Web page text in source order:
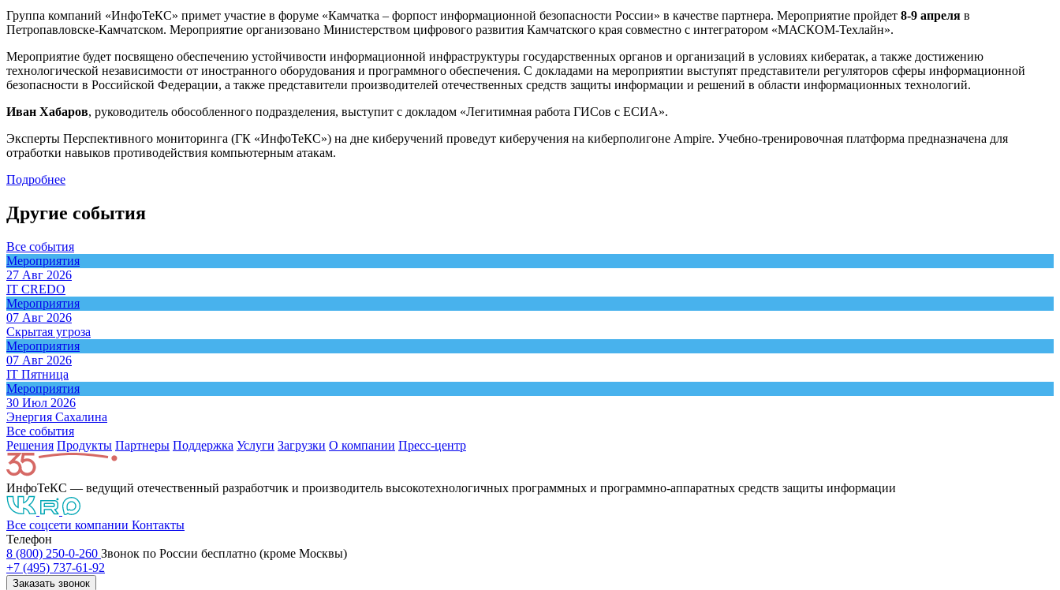
Группа компаний «ИнфоТеКС» примет участие в форуме «Камчатка – форпост информационной безопасности России» в качестве партнера. Мероприятие пройдет 8-9 апреля в
Петропавловске-Камчатском. Мероприятие организовано Министерством цифрового развития Камчатского края совместно с интегратором «МАСКОМ-Техлайн».
Мероприятие будет посвящено обеспечению устойчивости информационной инфраструктуры государственных органов и организаций в условиях кибератак, а также достижению
технологической независимости от иностранного оборудования и программного обеспечения. С докладами на мероприятии выступят представители регуляторов сферы информационной
безопасности в Российской Федерации, а также представители производителей отечественных средств защиты информации и решений в области информационных технологий.
Иван Хабаров, руководитель обособленного подразделения, выступит с докладом «Легитимная работа ГИСов с ЕСИА».
Эксперты Перспективного мониторинга (ГК «ИнфоТеКС») на дне киберучений проведут киберучения на киберполигоне Ampire. Учебно-тренировочная платформа предназначена для
отработки навыков противодействия компьютерным атакам.
Подробнее
Другие события
Все события
Мероприятия
27 Авг 2026
IT CREDO
Мероприятия
07 Авг 2026
Скрытая угроза
Мероприятия
07 Авг 2026
IT Пятница
Мероприятия
30 Июл 2026
Энергия Сахалина
Все события
Решения Продукты Партнeры Поддержка Услуги Загрузки О компании Пресс-центр
ИнфоТеКС — ведущий отечественный разработчик и производитель высокотехнологичных программных и программно-аппаратных средств защиты информации
Все соцсети компании Контакты
Телефон
8 (800) 250-0-260 Звонок по России бесплатно (кроме Москвы)
+7 (495) 737-61-92
Заказать звонок